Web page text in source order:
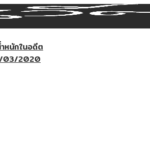
หนักในอดีต
2020